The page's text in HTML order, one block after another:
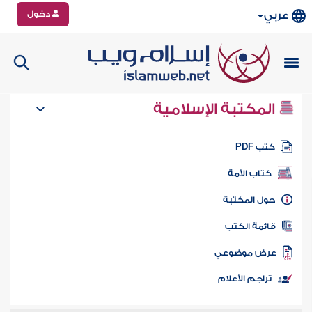
عربي دخول
المكتبة الإسلامية
كتب PDF
كتاب الأمة
المكتبة
الكتب
موضوعي